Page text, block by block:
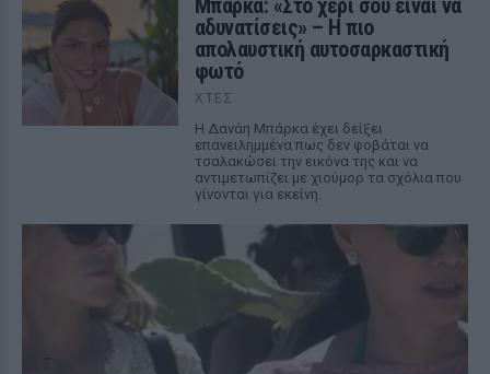
Μπάρκα: «Στο χέρι σου είναι να
αδυνατίσεις» – Η πιο
απολαυστική αυτοσαρκαστική
φωτό
ΧΤΕΣ
Η Δανάη Μπάρκα έχει δείξει
επανειλημμένα πως δεν φοβάται να
τσαλακώσει την εικόνα της και να
αντιμετωπίζει με χιούμορ τα σχόλια που
γίνονται για εκείνη.